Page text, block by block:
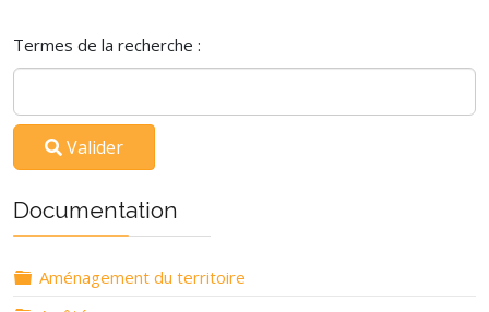
Formulaire de recherche
Termes de la recherche :
Valider
Documentation
Dossier
Aménagement du territoire